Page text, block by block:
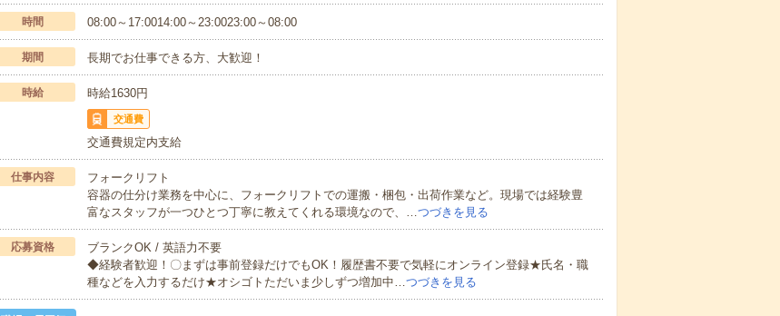
時間 08:00～17:0014:00～23:0023:00～08:00
期間 長期でお仕事できる方、大歓迎！
時給 時給1630円
交通費
交通費規定内支給
仕事内容
フォークリフト
容器の仕分け業務を中心に、フォークリフトでの運搬・梱包・出荷作業など。現場では経験豊
富なスタッフが一つひとつ丁寧に教えてくれる環境なので、… つづきを見る
応募資格
ブランクOK / 英語力不要
◆経験者歓迎！〇まずは事前登録だけでもOK！履歴書不要で気軽にオンライン登録★氏名・職
種などを入力するだけ★オシゴトただいま少しずつ増加中… つづきを見る